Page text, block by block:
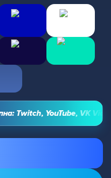
Twitch, YouTube, VK Video